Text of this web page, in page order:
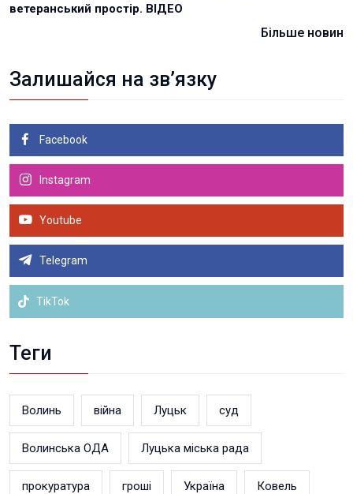
ветеранський простір. ВІДЕО
Більше новин
Залишайся на зв’язку
Facebook
Instagram
Youtube
Telegram
TikTok
Теги
Волинь війна Луцьк суд
Волинська ОДА Луцька міська рада
прокуратура гроші Україна Ковель